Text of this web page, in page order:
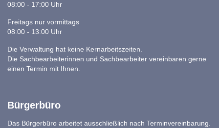
08:00 - 17:00 Uhr
Freitags nur vormittags
08:00 - 13:00 Uhr
Die Verwaltung hat keine Kernarbeitszeiten.
Die Sachbearbeiterinnen und Sachbearbeiter vereinbaren gerne
einen Termin mit Ihnen.
Bürgerbüro
Das Bürgerbüro arbeitet ausschließlich nach Terminvereinbarung.